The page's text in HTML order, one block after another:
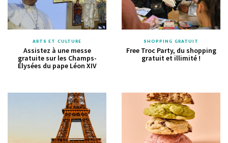
ARTS ET CULTURE
Assistez à une messe
gratuite sur les Champs-
Élysées du pape Léon XIV
SHOPPING GRATUIT
Free Troc Party, du shopping
gratuit et illimité !